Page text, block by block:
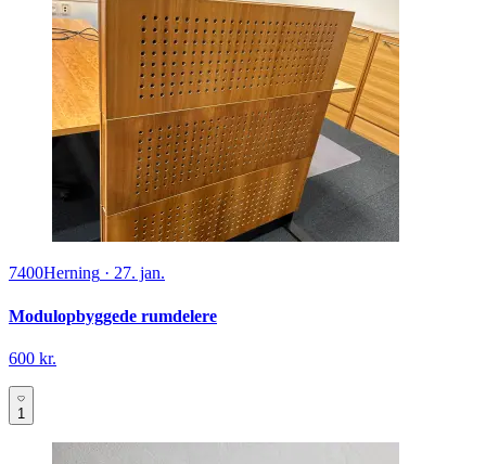
7400Herning · 27. jan.
Modulopbyggede rumdelere
600 kr.
1